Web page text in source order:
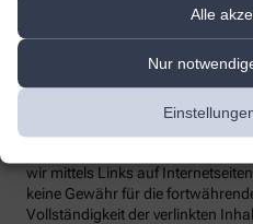
Alle
Nur
Wir sind weder verpflichtet noch
wir mittels Links auf
keine Gewähr für die
Vollständigkeit der verlinkten